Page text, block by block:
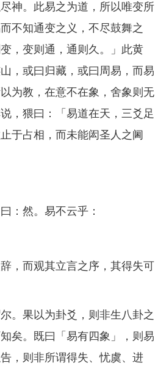
神。此易之为道，所以唯变所
不知通变之义，不尽鼓舞之
，变则通，通则久。」此黄
，或曰归藏，或曰周易，而易
为教，在意不在象，舍象则无
，猥曰：「易道在天，三爻足
于占相，而未能闳圣人之阃
：然。易不云乎：
，而观其立言之序，其得失可
。果以为卦爻，则非生八卦之
矣。既曰「易有四象」，则易
，则非所谓得失、忧虞、进